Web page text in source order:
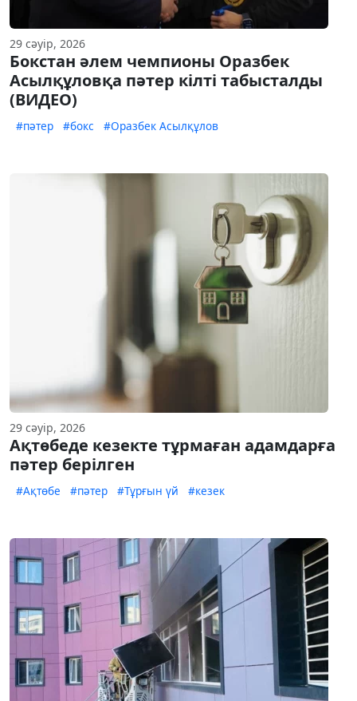
29 сәуір, 2026
Бокстан әлем чемпионы Оразбек
Асылқұловқа пәтер кілті табысталды
(ВИДЕО)
#пәтер #бокс #Оразбек Асылқұлов
29 сәуір, 2026
Ақтөбеде кезекте тұрмаған адамдарға
пәтер берілген
#Ақтөбе #пәтер #Тұрғын үй #кезек